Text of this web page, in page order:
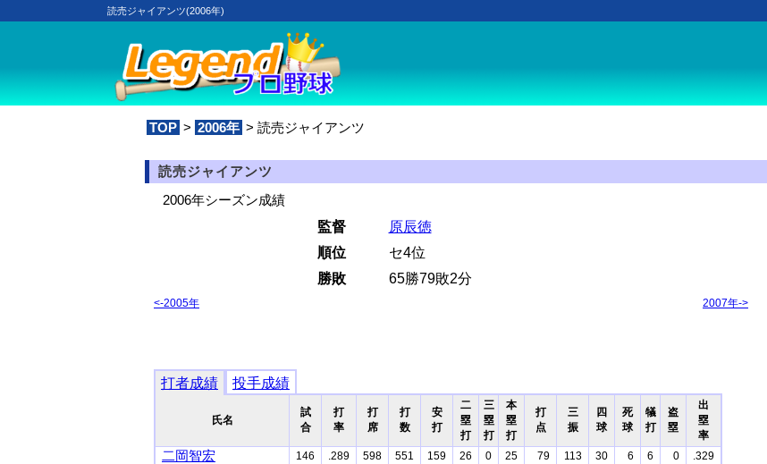
読売ジャイアンツ(2006年)
TOP > 2006年 > 読売ジャイアンツ
読売ジャイアンツ
2006年シーズン成績
監督
原辰徳
順位
セ4位
勝敗
65勝79敗2分
<-2005年 2007年->
打者成績 投手成績
氏名
試
合
打
率
打
席
打
数
安
打
二
塁
打
三
塁
打
本
塁
打
打
点
三
振
四
球
死
球
犠
打
盗
塁
出
塁
率
二岡智宏 146 .289 598 551 159 26 0 25 79 113 30 6 6 0 .329